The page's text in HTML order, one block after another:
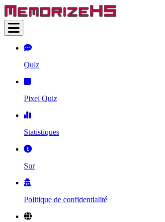
Quiz
Pixel Quiz
Statistiques
Sur
Politique de confidentialité